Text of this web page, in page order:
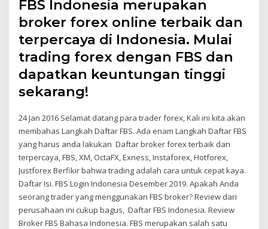
FBS Indonesia merupakan
broker forex online terbaik dan
terpercaya di Indonesia. Mulai
trading forex dengan FBS dan
dapatkan keuntungan tinggi
sekarang!
24 Jan 2016 Selamat datang para trader forex, Kali ini kita akan
membahas Langkah Daftar FBS. Ada enam Langkah Daftar FBS
yang harus anda lakukan Daftar broker forex terbaik dan
terpercaya, FBS, XM, OctaFX, Exness, Instaforex, Hotforex,
Justforex Berfikir bahwa trading adalah cara untuk cepat kaya.
Daftar Isi. FBS Login Indonesia Desember 2019. Apakah Anda
seorang trader yang menggunakan FBS broker? Review dari
perusahaan ini cukup bagus, Daftar FBS Indonesia. Review
Broker FBS Bahasa Indonesia. FBS merupakan salah satu